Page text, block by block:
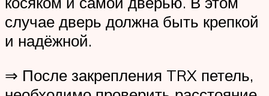
случае дверь должна быть крепкой
и надёжной.
⇒ После закрепления TRX петель,